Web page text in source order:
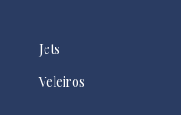
Jets
Veleiros